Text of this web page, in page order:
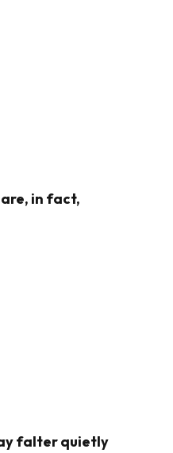
in fact,
falter quietly